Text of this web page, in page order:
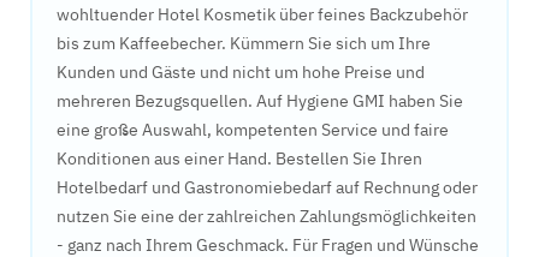
wohltuender Hotel Kosmetik über feines Backzubehör
bis zum Kaffeebecher. Kümmern Sie sich um Ihre
Kunden und Gäste und nicht um hohe Preise und
mehreren Bezugsquellen. Auf Hygiene GMI haben Sie
eine große Auswahl, kompetenten Service und faire
Konditionen aus einer Hand. Bestellen Sie Ihren
Hotelbedarf und Gastronomiebedarf auf Rechnung oder
nutzen Sie eine der zahlreichen Zahlungsmöglichkeiten
- ganz nach Ihrem Geschmack. Für Fragen und Wünsche